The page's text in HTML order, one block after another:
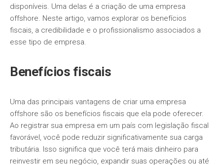
disponíveis. Uma delas é a criação de uma empresa
offshore. Neste artigo, vamos explorar os benefícios
fiscais, a credibilidade e o profissionalismo associados a
esse tipo de empresa.
Benefícios fiscais
Uma das principais vantagens de criar uma empresa
offshore são os benefícios fiscais que ela pode oferecer.
Ao registrar sua empresa em um país com legislação fiscal
favorável, você pode reduzir significativamente sua carga
tributária. Isso significa que você terá mais dinheiro para
reinvestir em seu negócio, expandir suas operações ou até